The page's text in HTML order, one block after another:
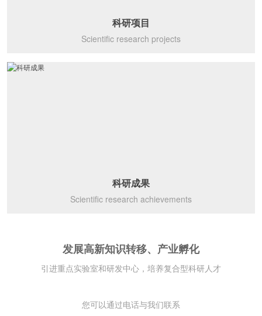
科研项目
Scientific research projects
科研成果
Scientific research achievements
发展高新知识转移、产业孵化
引进重点实验室和研发中心，培养复合型科研人才
您可以通过电话与我们联系